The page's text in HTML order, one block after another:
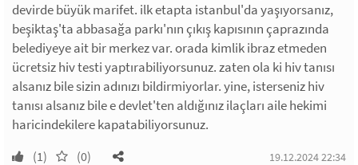
devirde büyük marifet. ilk etapta istanbul'da yaşıyorsanız,
beşiktaş'ta abbasağa parkı'nın çıkış kapısının çaprazında
belediyeye ait bir merkez var. orada kimlik ibraz etmeden
ücretsiz hiv testi yaptırabiliyorsunuz. zaten ola ki hiv tanısı
alsanız bile sizin adınızı bildirmiyorlar. yine, isterseniz hiv
tanısı alsanız bile e devlet'ten aldığınız ilaçları aile hekimi
haricindekilere kapatabiliyorsunuz.
(1) (0) 19.12.2024 22:34